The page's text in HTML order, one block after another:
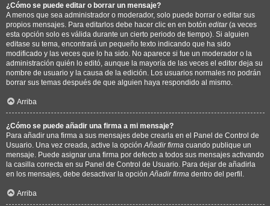
¿Cómo se puede editar o borrar un mensaje?
A menos que sea administrador o moderador, solo puede borrar o editar sus
propios mensajes. Para editarlos debe hacer clic en en botón editar(a veces
esta opción solo es válida durante un cierto periodo de tiempo). Si alguien
editase su tema, encontrará un pequeño texto indicando que ha sido
modificado y las veces que lo ha sido. No aparece si fue un moderador o la
administración quién lo editó, aunque la mayoría de las veces el editor deja su
nombre de usuario y la causa de la edición. Los usuarios normales no podrán
borrar sus temas después de que alguien haya respondido al mismo.
Arriba
¿Cómo se puede añadir una firma a mi mensaje?
Para añadir una firma a sus mensajes debe crearla en el Panel de Control de
Usuario. Una vez creada, active la opción Añadir firma cuando publique un
mensaje. Puede asignar una firma por defecto a todos sus mensajes activando
la casilla correcta en su Panel de Control de Usuario. Para dejar de añadirla
en los mensajes, debe desactivar la opción Añadir firma dentro del perfil.
Arriba